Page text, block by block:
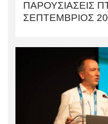
ΠΑΡΟΥΣΙΑΣΕΙΣ
ΣΕΠΤΕΜΒΡΙΟΣ